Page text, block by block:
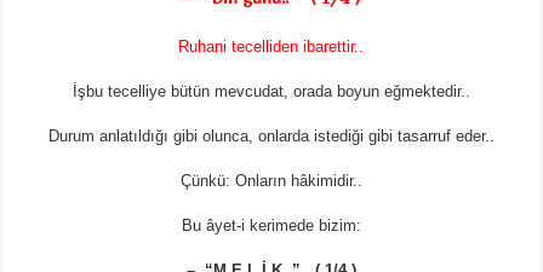
Ruhani tecelliden ibarettir..
İşbu tecelliye bütün mevcudat, orada boyun eğmektedir..
Durum anlatıldığı gibi olunca, onlarda istediği gibi tasarruf eder..
Çünkü: Onların hâkimidir..
Bu âyet-i kerimede bizim: